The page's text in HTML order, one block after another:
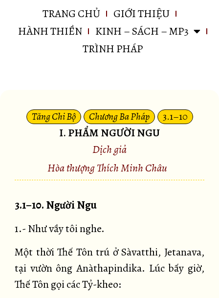
TRANG CHỦ
GIỚI THIỆU
HÀNH THIỀN
KINH – SÁCH – MP3
TRÌNH PHÁP
Tăng Chi Bộ Chương Ba Pháp 3.1–10
I. PHẨM NGƯỜI NGU
Dịch giả
Hòa thượng Thích Minh Châu
3.1–10. Người Ngu
1.- Như vầy tôi nghe.
Một thời Thế Tôn trú ở Sàvatthi, Jetanava,
tại vườn ông Anàthapindika. Lúc bấy giờ,
Thế Tôn gọi các Tỷ-kheo: